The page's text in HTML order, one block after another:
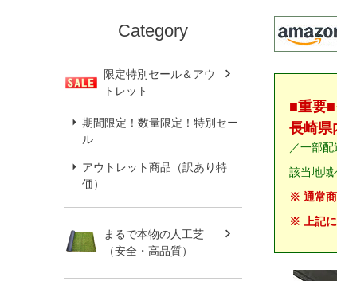
Category
限定特別セール＆アウ
トレット
期間限定！数量限定！特別セー
ル
アウトレット商品（訳あり特
価）
まるで本物の人工芝
（安全・高品質）
■重要
長崎県
／一部配
該当地域
※ 通常商
※ 上記に